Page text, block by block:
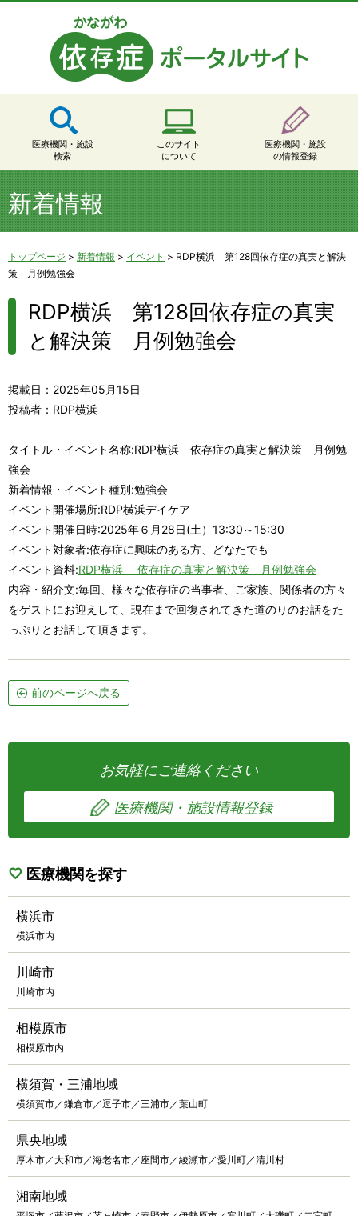
医療機関・施設
検索
このサイト
について
医療機関・施設
の情報登録
新着情報
トップページ > 新着情報 > イベント > RDP横浜 第128回依存症の真実と解決
策 月例勉強会
RDP横浜 第128回依存症の真実
と解決策 月例勉強会
掲載日：2025年05月15日
投稿者：RDP横浜
タイトル・イベント名称:RDP横浜 依存症の真実と解決策 月例勉
強会
新着情報・イベント種別:勉強会
イベント開催場所:RDP横浜デイケア
イベント開催日時:2025年６月28日(土）13:30～15:30
イベント対象者:依存症に興味のある方、どなたでも
イベント資料:RDP横浜 依存症の真実と解決策 月例勉強会
内容・紹介文:毎回、様々な依存症の当事者、ご家族、関係者の方々
をゲストにお迎えして、現在まで回復されてきた道のりのお話をた
っぷりとお話して頂きます。
前のページへ戻る
お気軽にご連絡ください
医療機関・施設情報登録
医療機関を探す
横浜市
横浜市内
川崎市
川崎市内
相模原市
相模原市内
横須賀・三浦地域
横須賀市／鎌倉市／逗子市／三浦市／葉山町
県央地域
厚木市／大和市／海老名市／座間市／綾瀬市／愛川町／清川村
湘南地域